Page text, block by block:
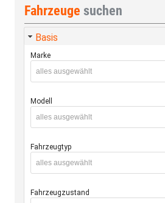
Fahrzeuge suchen
Basis
Marke
alles ausgewählt
Modell
alles ausgewählt
Fahrzeugtyp
alles ausgewählt
Fahrzeugzustand